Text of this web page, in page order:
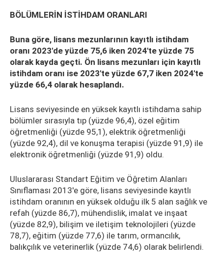
BÖLÜMLERİN İSTİHDAM ORANLARI
Buna göre, lisans mezunlarının kayıtlı istihdam
oranı 2023'de yüzde 75,6 iken 2024'te yüzde 75
olarak kayda geçti. Ön lisans mezunları için kayıtlı
istihdam oranı ise 2023'te yüzde 67,7 iken 2024'te
yüzde 66,4 olarak hesaplandı.
Lisans seviyesinde en yüksek kayıtlı istihdama sahip
bölümler sırasıyla tıp (yüzde 96,4), özel eğitim
öğretmenliği (yüzde 95,1), elektrik öğretmenliği
(yüzde 92,4), dil ve konuşma terapisi (yüzde 91,9) ile
elektronik öğretmenliği (yüzde 91,9) oldu.
Uluslararası Standart Eğitim ve Öğretim Alanları
Sınıflaması 2013'e göre, lisans seviyesinde kayıtlı
istihdam oranının en yüksek olduğu ilk 5 alan sağlık ve
refah (yüzde 86,7), mühendislik, imalat ve inşaat
(yüzde 82,9), bilişim ve iletişim teknolojileri (yüzde
78,7), eğitim (yüzde 77,6) ile tarım, ormancılık,
balıkçılık ve veterinerlik (yüzde 74,6) olarak belirlendi.